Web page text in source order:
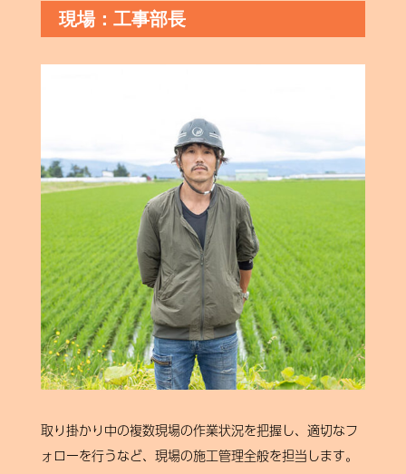
現場：工事部長
取り掛かり中の複数現場の作業状況を把握し、適切なフ
ォローを行うなど、現場の施工管理全般を担当します。